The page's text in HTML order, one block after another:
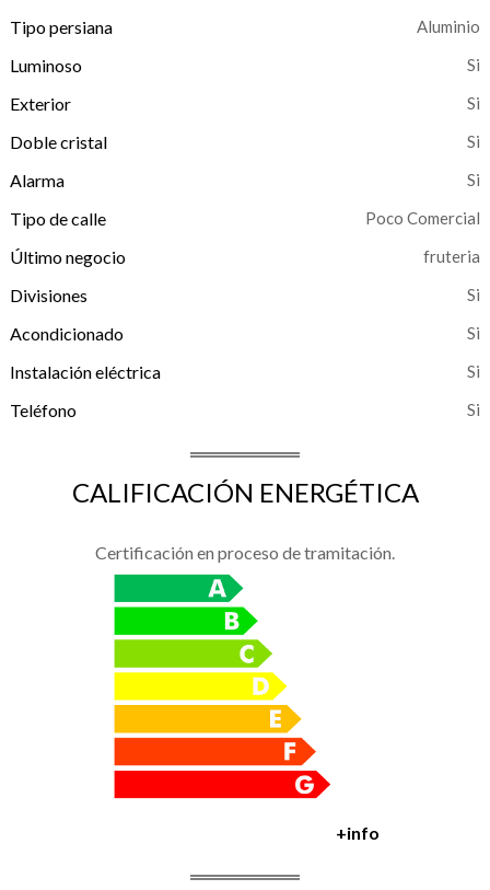
Tipo persiana Aluminio
Luminoso
Exterior
Doble cristal
Alarma
Tipo de calle
Poco Comercial
Último negocio fruteria
Divisiones
Acondicionado
Instalación eléctrica
Teléfono
CALIFICACIÓN ENERGÉTICA
Certificación en proceso de tramitación.
+info